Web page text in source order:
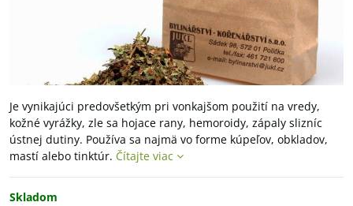
Je vynikajúci predovšetkým pri vonkajšom použití na vredy,
kožné vyrážky, zle sa hojace rany, hemoroidy, zápaly slizníc
ústnej dutiny. Používa sa najmä vo forme kúpeľov, obkladov,
mastí alebo tinktúr. Čítajte viac
Skladom